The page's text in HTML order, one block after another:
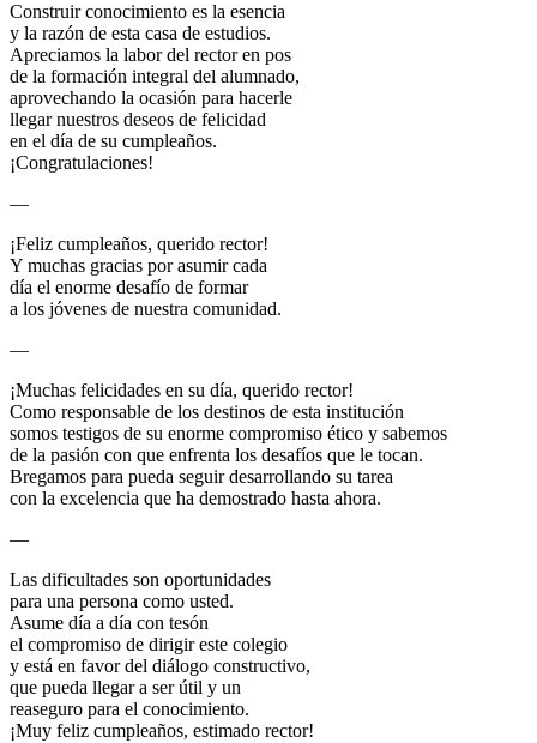
Construir conocimiento es la esencia
y la razón de esta casa de estudios.
Apreciamos la labor del rector en pos
de la formación integral del alumnado,
aprovechando la ocasión para hacerle
llegar nuestros deseos de felicidad
en el día de su cumpleaños.
¡Congratulaciones!
—
¡Feliz cumpleaños, querido rector!
Y muchas gracias por asumir cada
día el enorme desafío de formar
a los jóvenes de nuestra comunidad.
—
¡Muchas felicidades en su día, querido rector!
Como responsable de los destinos de esta institución
somos testigos de su enorme compromiso ético y sabemos
de la pasión con que enfrenta los desafíos que le tocan.
Bregamos para pueda seguir desarrollando su tarea
con la excelencia que ha demostrado hasta ahora.
—
Las dificultades son oportunidades
para una persona como usted.
Asume día a día con tesón
el compromiso de dirigir este colegio
y está en favor del diálogo constructivo,
que pueda llegar a ser útil y un
reaseguro para el conocimiento.
¡Muy feliz cumpleaños, estimado rector!